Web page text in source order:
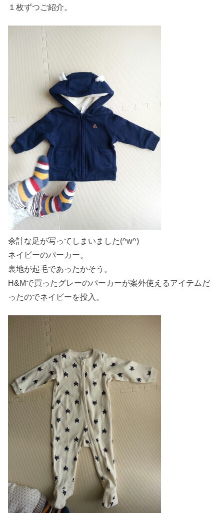
１枚ずつご紹介。
余計な足が写ってしまいました(^w^)
ネイビーのパーカー。
裏地が起毛であったかそう。
H&Mで買ったグレーのパーカーが案外使えるアイテムだ
ったのでネイビーを投入。